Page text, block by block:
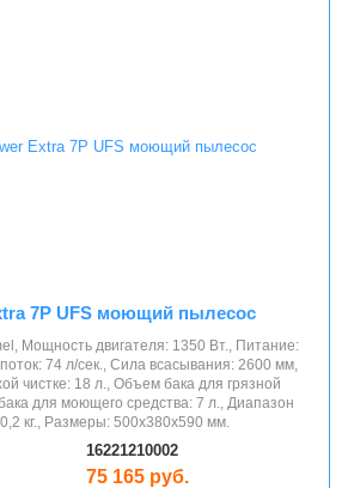
7P UFS моющий пылесос
Мощность двигателя: 1350 Вт., Питание:
74 л/сек., Сила всасывания: 2600 мм,
чистке: 18 л., Объем бака для грязной
для моющего средства: 7 л., Диапазон
кг., Размеры: 500x380x590 мм.
16221210002
75 165 руб.